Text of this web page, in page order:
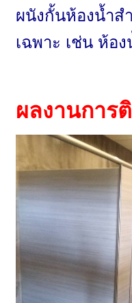
ผนังกั้นห้องน้ำส
เฉพาะ เช่น ห้อ
ผลงานการ